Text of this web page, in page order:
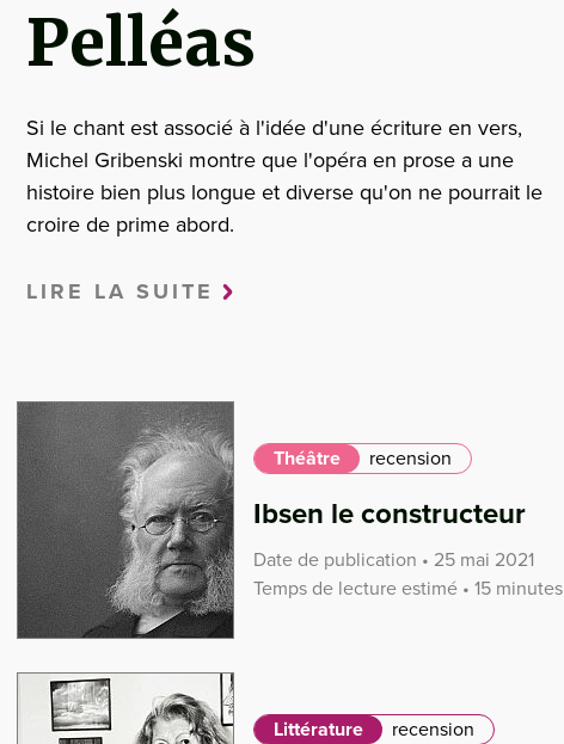
Pelléas
Si le chant est associé à l'idée d'une écriture en vers,
Michel Gribenski montre que l'opéra en prose a une
histoire bien plus longue et diverse qu'on ne pourrait le
croire de prime abord.
LIRE LA SUITE
Théâtre recension
Ibsen le constructeur
Date de publication • 25 mai 2021
Temps de lecture estimé • 15 minutes
Littérature recension